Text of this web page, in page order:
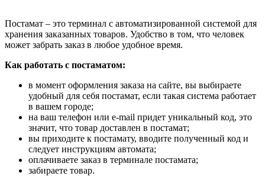
Постамат – это терминал с автоматизированной системой для
хранения заказанных товаров. Удобство в том, что человек
может забрать заказ в любое удобное время.
Как работать с постаматом:
в момент оформления заказа на сайте, вы выбираете
удобный для себя постамат, если такая система работает
в вашем городе;
на ваш телефон или e-mail придет уникальный код, это
значит, что товар доставлен в постамат;
вы приходите к постамату, вводите полученный код и
следует инструкциям автомата;
оплачиваете заказ в терминале постамата;
забираете товар.